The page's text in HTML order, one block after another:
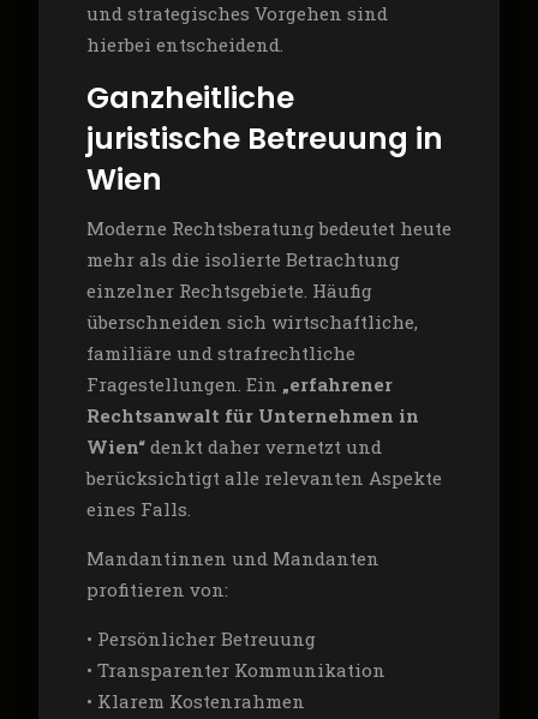
und strategisches Vorgehen sind
hierbei entscheidend.
Ganzheitliche
juristische Betreuung in
Wien
Moderne Rechtsberatung bedeutet heute
mehr als die isolierte Betrachtung
einzelner Rechtsgebiete. Häufig
überschneiden sich wirtschaftliche,
familiäre und strafrechtliche
Fragestellungen. Ein „erfahrener
Rechtsanwalt für Unternehmen in
Wien“denkt daher vernetzt und
berücksichtigt alle relevanten Aspekte
eines Falls.
Mandantinnen und Mandanten
profitieren von:
• Persönlicher Betreuung
• Transparenter Kommunikation
• Klarem Kostenrahmen